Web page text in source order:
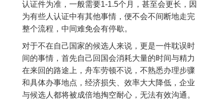
认证件为准，一般需要1-1.5个月，甚至会更长，因
为有些人认证中有其他事情，便不会不间断地走完
整个流程，中间难免会有停歇。
对于不在自己国家的候选人来说，更是一件耽误时
间的事情，首先自己回国会消耗大量的时间与精力
在来回的路途上，舟车劳顿不说，不熟悉办理步骤
和具体办事地点，经济损失、效率大大降低，企业
与候选人都将被成倍地掏空耐心，无法有效沟通。